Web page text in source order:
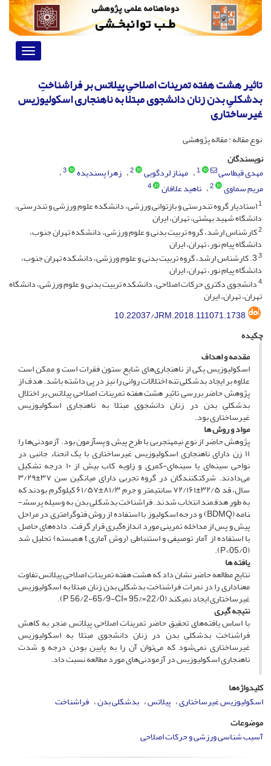
Toggle
تاثیر هشت هفته تمرینات اصلاحیِ پیلاتس بر فراشناختِ
بدشکلیِ بدن زنان دانشجوی مبتلا به ناهنجاری اسکولیوزیس
غیرساختاری
نوع مقاله : مقاله پژوهشی
نویسندگان
مهدی قیطاسی
1 مهناز لردگویی 2 زهرا پسندیده 3
مریم سماوی 2 ناهید علافان
4
1استادیار گروه تندرستی و بازتوانی ورزشی، دانشکده علوم ورزشی و تندرستی،
دانشگاه شهید بهشتی، تهران، ایران
2کارشناس ارشد، گروه تربیت بدنی و علوم ورزشی، دانشکده تهران جنوب،
دانشگاه پیام نور، تهران، ایران
3 3. کارشناس ارشد، گروه تربیت بدنی و علوم ورزشی، دانشکده تهران جنوب،
دانشگاه پیام نور، تهران، ایران
4دانشجوی دکتری حرکات اصلاحی، دانشکده تربیت بدنی و علوم ورزشی، دانشگاه
تهران، تهران، ایران
10.22037/JRM.2018.111071.1738
چکیده
مقدمه و اهداف
اسکولیوزیس یکی از ناهنجاری‌های شایع ستون فقرات است و ممکن است
علاوه بر ایجاد بدشکلی تنه اختلالات روانی را نیز در پی داشته باشد. هدف از
پژوهش حاضر بررسی تاثیر هشت هفته تمرینات اصلاحی پیلاتس بر اختلالِ
بدشکلیِ بدن در زنان دانشجوی مبتلا به ناهنجاری اسکولیوزیس
غیرساختاری بود.
مواد و روش­ ها
پژوهش حاضر از نوع نیمه­تجربی با طرح پیش و پس­آزمون بود. آزمودنی‌ها را
۱۱ زن دارای ناهنجاری اسکولیوزیس غیرساختاری با یک انحناء جانبی در
نواحی سینه‌ای یا سینه‌ای-کمری و زاویه کاب بیش از ۱۰ درجه تشکیل
می‌دادند. شرکت­کنندگان در گروه تجربی دارای میانگین سن ۳۷±۳/۲۹
سال، قد ۳۲/۵±۷۲/۱۶۱ سانتی­متر و جرم ۸۱/۳±۶۱/۵۷ کیلوگرم بودند که
به طور هدفمند انتخاب شدند. فراشناختِ بدشکلیِ بدن به وسیله پرسش­
نامه (BDMQ) و درجه اسکولیوز با استفاده از روش فتوگرامتری در مراحل
پیش و پس از مداخله تمرینی مورد اندازه‌گیری قرار گرفت. داده‌های حاصل
با استفاده از آمار توصیفی و استنباطی (روش آماری t همبسته) تحلیل شد
(05/0>P).
یافته­ ها
نتایج مطالعه حاضر نشان داد که هشت هفته تمریناتِ اصلاحیِ پیلاتس تفاوت
معناداری را در نمرات فراشناختِ بدشکلیِ بدن زنان مبتلا به اسکولیوزیس
غیرساختاری ایجاد نمی­کند (22/0=P ,56/2-65/9-CI= 95%).
نتیجه­ گیری
با اساس یافته‌های تحقیق حاضر تمریناتِ اصلاحیِ پیلاتس منجر به کاهش
فراشناختِ بدشکلیِ بدن در زنان دانشجوی مبتلا به اسکولیوزیس
غیرساختاری نمی‌شود که می‌توان آن را به پایین بودن درجه و شدت
ناهنجاری اسکولیوزیس در آزمودنی‌های مورد مطالعه نسبت داد.
کلیدواژه‌ها
اسکولیوزیس غیرساختاری پیلاتس بدشکلی بدن فراشناخت
موضوعات
آسیب شناسی ورزشی و حرکات اصلاحی